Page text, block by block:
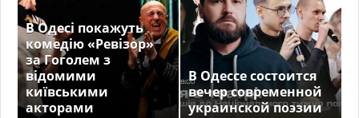
В Одесі покажуть
комедію «Ревізор»
за Гоголем з
відомими
київськими
акторами
В Одессе состоится
вечер современной
украинской поэзии